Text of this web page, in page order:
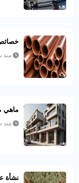
منذ
ماهي
منذ
نشأة